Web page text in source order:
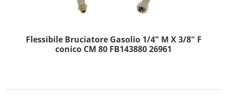
Flessibile Bruciatore Gasolio 1/4" M X 3/8" F
conico CM 80 FB143880 26961